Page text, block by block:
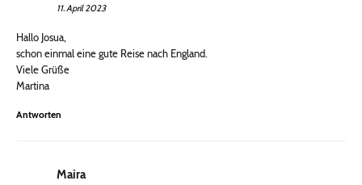
11. April 2023
Hallo Josua,
schon einmal eine gute Reise nach England.
Viele Grüße
Martina
Antworten
Maira